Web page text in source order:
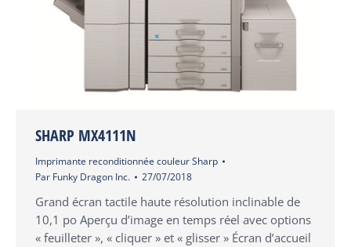
SHARP MX4111N
Imprimante reconditionnée couleur Sharp
Par Funky Dragon Inc. 27/07/2018
Grand écran tactile haute résolution inclinable de
10,1 po Aperçu d’image en temps réel avec options
« feuilleter », « cliquer » et « glisser » Écran d’accueil